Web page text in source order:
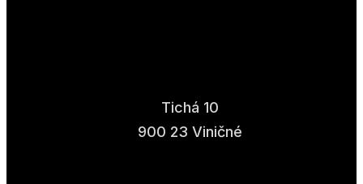
Tichá 10
900 23 Viničné